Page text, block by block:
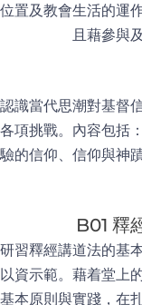
位置及教會生活的運
且藉參與
認識當代思潮對基督
各項挑戰。內容包括
驗的信仰、信仰與神
B01 釋
研習釋經講道法的基
以資示範。藉着堂上
基本原則與實踐，在